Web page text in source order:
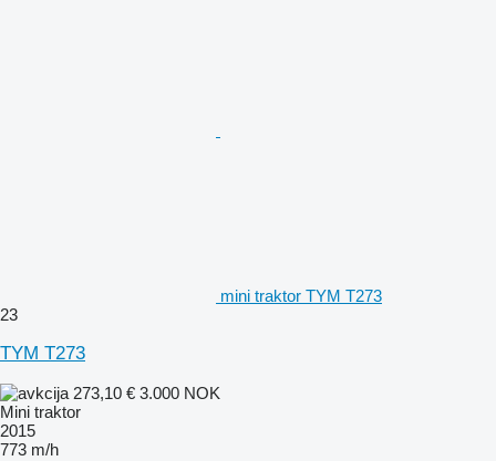
mini traktor TYM T273
23
TYM T273
273,10 € 3.000 NOK
Mini traktor
2015
773 m/h